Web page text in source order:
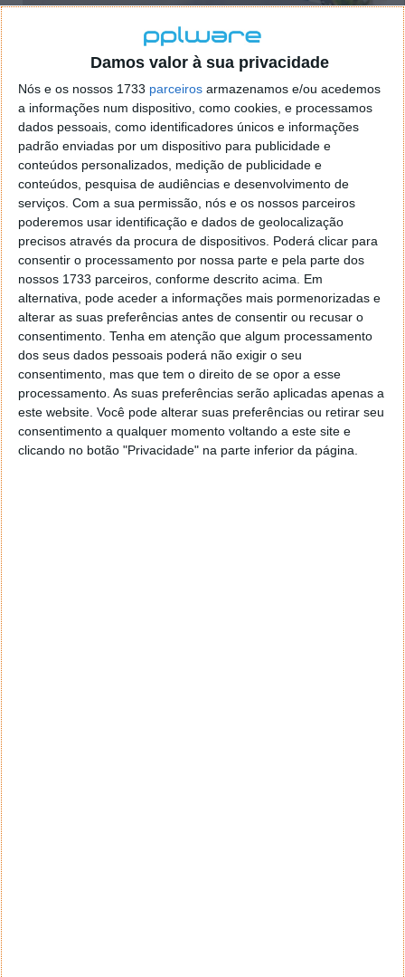
Damos valor à sua privacidade
Nós e os nossos 1733 parceiros armazenamos e/ou acedemos
a informações num dispositivo, como cookies, e processamos
dados pessoais, como identificadores únicos e informações
padrão enviadas por um dispositivo para publicidade e
conteúdos personalizados, medição de publicidade e
conteúdos, pesquisa de audiências e desenvolvimento de
serviços. Com a sua permissão, nós e os nossos parceiros
poderemos usar identificação e dados de geolocalização
precisos através da procura de dispositivos. Poderá clicar para
consentir o processamento por nossa parte e pela parte dos
nossos 1733 parceiros, conforme descrito acima. Em
alternativa, pode aceder a informações mais pormenorizadas e
alterar as suas preferências antes de consentir ou recusar o
consentimento. Tenha em atenção que algum processamento
dos seus dados pessoais poderá não exigir o seu
consentimento, mas que tem o direito de se opor a esse
processamento. As suas preferências serão aplicadas apenas a
este website. Você pode alterar suas preferências ou retirar seu
consentimento a qualquer momento voltando a este site e
clicando no botão "Privacidade" na parte inferior da página.